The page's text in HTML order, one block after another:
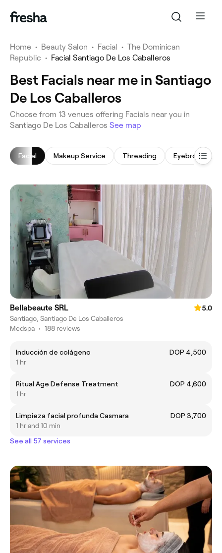
Home • Beauty Salon • Facial • The Dominican
Republic • Facial Santiago De Los Caballeros
Best Facials near me in Santiago
De Los Caballeros
‎Choose from ‎13‎ venues offering Facials near you in
Santiago De Los Caballeros See map
Facial Makeup Service Threading Eyebrow
Bellabeaute SRL
5.0
Santiago, Santiago De Los Caballeros
Medspa • 188 reviews
Inducción de colágeno
DOP 4,500
1 hr
Ritual Age Defense Treatment
DOP 4,600
1 hr
Limpieza facial profunda Casmara
DOP 3,700
1 hr and 10 min
See all 57 services